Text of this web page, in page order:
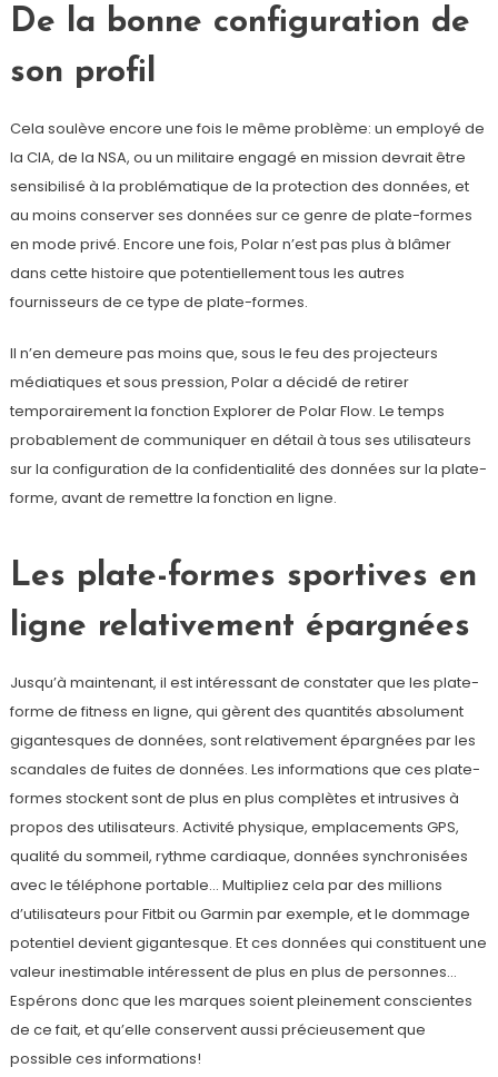
De la bonne configuration de
son profil
Cela soulève encore une fois le même problème: un employé de
la CIA, de la NSA, ou un militaire engagé en mission devrait être
sensibilisé à la problématique de la protection des données, et
au moins conserver ses données sur ce genre de plate-formes
en mode privé. Encore une fois, Polar n’est pas plus à blâmer
dans cette histoire que potentiellement tous les autres
fournisseurs de ce type de plate-formes.
Il n’en demeure pas moins que, sous le feu des projecteurs
médiatiques et sous pression, Polar a décidé de retirer
temporairement la fonction Explorer de Polar Flow. Le temps
probablement de communiquer en détail à tous ses utilisateurs
sur la configuration de la confidentialité des données sur la plate-
forme, avant de remettre la fonction en ligne.
Les plate-formes sportives en
ligne relativement épargnées
Jusqu’à maintenant, il est intéressant de constater que les plate-
forme de fitness en ligne, qui gèrent des quantités absolument
gigantesques de données, sont relativement épargnées par les
scandales de fuites de données. Les informations que ces plate-
formes stockent sont de plus en plus complètes et intrusives à
propos des utilisateurs. Activité physique, emplacements GPS,
qualité du sommeil, rythme cardiaque, données synchronisées
avec le téléphone portable… Multipliez cela par des millions
d’utilisateurs pour Fitbit ou Garmin par exemple, et le dommage
potentiel devient gigantesque. Et ces données qui constituent une
valeur inestimable intéressent de plus en plus de personnes…
Espérons donc que les marques soient pleinement conscientes
de ce fait, et qu’elle conservent aussi précieusement que
possible ces informations!